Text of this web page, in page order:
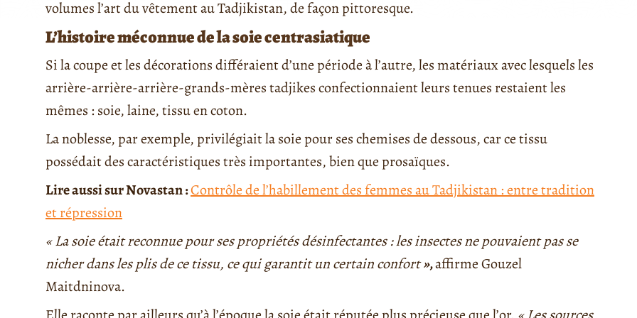
volumes l’art du vêtement au Tadjikistan, de façon pittoresque.
L’histoire méconnue de la soie centrasiatique
Si la coupe et les décorations différaient d’une période à l’autre, les matériaux avec lesquels les
arrière-arrière-arrière-grands-mères tadjikes confectionnaient leurs tenues restaient les
mêmes : soie, laine, tissu en coton.
La noblesse, par exemple, privilégiait la soie pour ses chemises de dessous, car ce tissu
possédait des caractéristiques très importantes, bien que prosaïques.
Lire aussi sur Novastan :Contrôle de l’habillement des femmes au Tadjikistan : entre tradition
et répression
« La soie était reconnue pour ses propriétés désinfectantes : les insectes ne pouvaient pas se
nicher dans les plis de ce tissu, ce qui garantit un certain confort»,affirme Gouzel
Maitdninova.